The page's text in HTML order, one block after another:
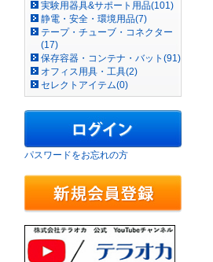
実験用器具&サポート用品(101)
静電・安全・環境用品(7)
テープ・チューブ・コネクター
(17)
保存容器・コンテナ・バット(91)
オフィス用具・工具(2)
セレクトアイテム(0)
パスワードをお忘れの方